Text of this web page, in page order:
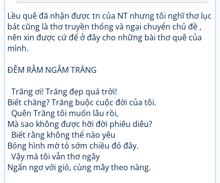
Lều quê đã nhận được tn của NT nhưng tôi nghĩ thơ lục
bát cũng là thơ truyền thống và ngại chuyển chủ đề ,
nên xin được cứ để ở đây cho những bài thơ quê của
mình.
ĐÊM RẰM NGẮM TRĂNG
Trăng ơi! Trăng đẹp quá trời!
Biết chăng? Trăng buộc cuộc đời của tôi.
Quên Trăng tôi muốn lâu rồi,
Mà sao không được hỡi đời phiêu diêu?
Biết rằng không thể nào yêu
Bóng hình mờ tỏ sớm chiều đó đây.
Vậy mà tôi vẫn thơ ngây
Ngẩn ngơ với gió, cùng mây theo nàng.